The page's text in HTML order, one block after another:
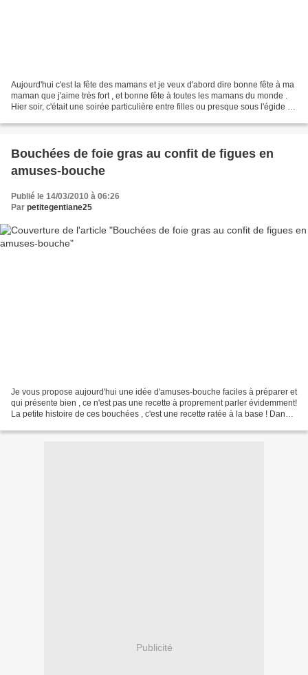
Aujourd'hui c'est la fête des mamans et je veux d'abord dire bonne fête à ma
maman que j'aime très fort , et bonne fête à toutes les mamans du monde .
Hier soir, c'était une soirée particulière entre filles ou presque sous l'égide de
Bouchées de foie gras au confit de figues en
amuses-bouche
Publié le 14/03/2010 à 06:26
Par petitegentiane25
Je vous propose aujourd'hui une idée d'amuses-bouche faciles à préparer et
qui présente bien , ce n'est pas une recette à proprement parler évidemment!
La petite histoire de ces bouchées , c'est une recette ratée à la base ! Dans
Publicité